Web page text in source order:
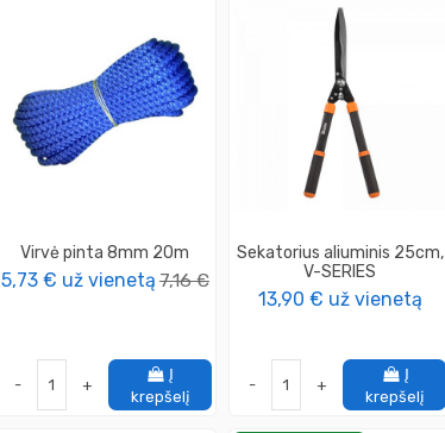
Virvė pinta 8mm 20m
5,73 € už vienetą 7,16 €
- +
Į
krepšelį
Sekatorius aliuminis 25cm,
V-SERIES
13,90 € už vienetą
- +
Į
krepšelį